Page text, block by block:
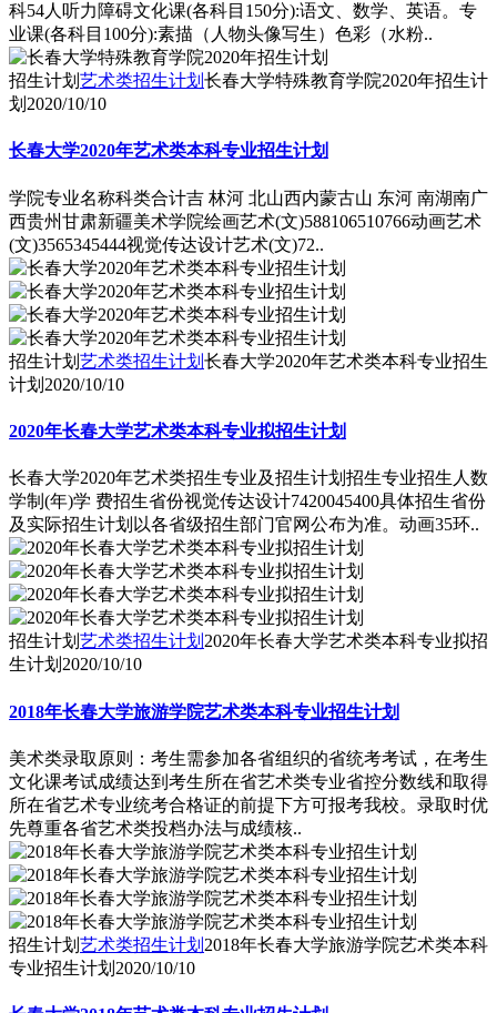
科54人听力障碍文化课(各科目150分):语文、数学、英语。专
业课(各科目100分):素描（人物头像写生）色彩（水粉..
招生计划 艺术类招生计划 长春大学特殊教育学院2020年招生计
划 2020/10/10
长春大学2020年艺术类本科专业招生计划
学院专业名称科类合计吉 林河 北山西内蒙古山 东河 南湖南广
西贵州甘肃新疆美术学院绘画艺术(文)588106510766动画艺术
(文)3565345444视觉传达设计艺术(文)72..
招生计划 艺术类招生计划 长春大学2020年艺术类本科专业招生
计划 2020/10/10
2020年长春大学艺术类本科专业拟招生计划
长春大学2020年艺术类招生专业及招生计划招生专业招生人数
学制(年)学 费招生省份视觉传达设计7420045400具体招生省份
及实际招生计划以各省级招生部门官网公布为准。动画35环..
招生计划 艺术类招生计划 2020年长春大学艺术类本科专业拟招
生计划 2020/10/10
2018年长春大学旅游学院艺术类本科专业招生计划
美术类录取原则：考生需参加各省组织的省统考考试，在考生
文化课考试成绩达到考生所在省艺术类专业省控分数线和取得
所在省艺术专业统考合格证的前提下方可报考我校。录取时优
先尊重各省艺术类投档办法与成绩核..
招生计划 艺术类招生计划 2018年长春大学旅游学院艺术类本科
专业招生计划 2020/10/10